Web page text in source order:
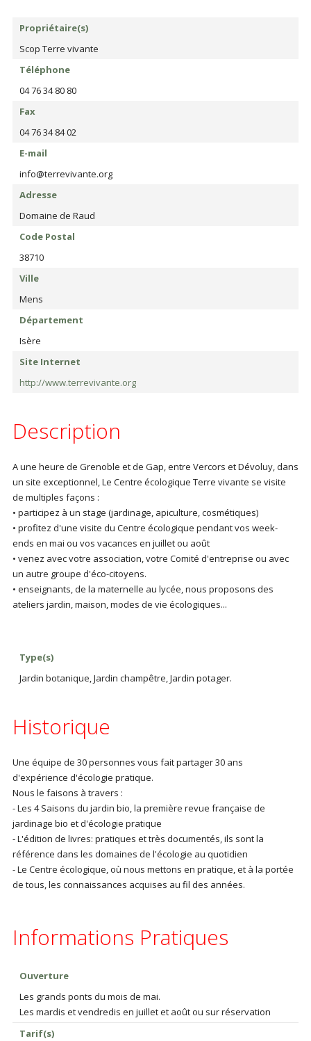
Propriétaire(s)
Scop Terre vivante
Téléphone
04 76 34 80 80
Fax
04 76 34 84 02
E-mail
info@terrevivante.org
Adresse
Domaine de Raud
Code Postal
38710
Ville
Mens
Département
Isère
Site Internet
http://www.terrevivante.org
Description
A une heure de Grenoble et de Gap, entre Vercors et Dévoluy, dans
un site exceptionnel, Le Centre écologique Terre vivante se visite
de multiples façons :
• participez à un stage (jardinage, apiculture, cosmétiques)
• profitez d'une visite du Centre écologique pendant vos week-
ends en mai ou vos vacances en juillet ou août
• venez avec votre association, votre Comité d'entreprise ou avec
un autre groupe d'éco-citoyens.
• enseignants, de la maternelle au lycée, nous proposons des
ateliers jardin, maison, modes de vie écologiques...
Type(s)
Jardin botanique, Jardin champêtre, Jardin potager.
Historique
Une équipe de 30 personnes vous fait partager 30 ans
d'expérience d'écologie pratique.
Nous le faisons à travers :
- Les 4 Saisons du jardin bio, la première revue française de
jardinage bio et d'écologie pratique
- L'édition de livres: pratiques et très documentés, ils sont la
référence dans les domaines de l'écologie au quotidien
- Le Centre écologique, où nous mettons en pratique, et à la portée
de tous, les connaissances acquises au fil des années.
Informations Pratiques
Ouverture
Les grands ponts du mois de mai.
Les mardis et vendredis en juillet et août ou sur réservation
Tarif(s)